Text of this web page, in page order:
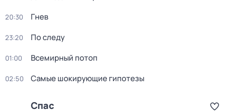
20:30 Гнев
23:20 По следу
01:00 Вceмирный потоп
02:50 Самые шoкиpующие гипотезы
Спас